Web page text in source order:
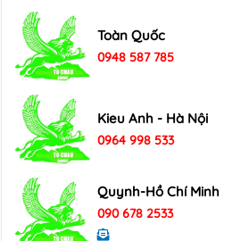
Toàn Quốc
0948 587 785
Kieu Anh - Hà Nội
0964 998 533
Quynh-Hồ Chí Minh
090 678 2533